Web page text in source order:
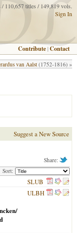
110,657 titles / 149,819 vols.
Sign In
Contribute |Contact
van Aalst (1752-1816) »
Suggest a New Source
Share:
Sort:
SLUB
ULBH